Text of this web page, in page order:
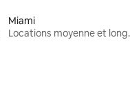
Miami